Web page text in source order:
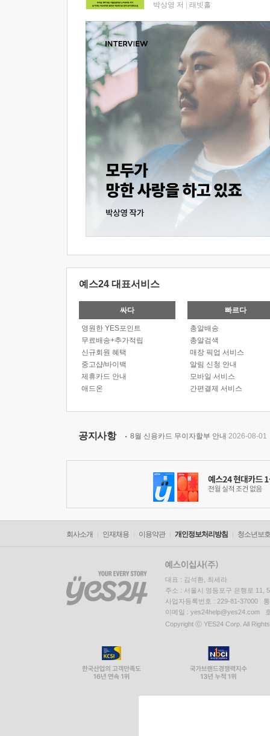
박상영 저 래빗홀
예스24 대표서비스
싸다
영원한 YES포인트
무료배송+추가적립
신규회원 혜택
중고샵/바이백
제휴카드 안내
애드온
빠르다
총알배송
총알검색
매장 픽업 서비스
알림 신청 안내
모바일 서비스
간편결제 서비스
공지사항 8월 신용카드 무이자할부 안내 2026-08-01
회사소개 인재채용 이용약관 개인정보처리방침 청소년보
대표 : 김석환, 최세라
주소 : 서울시 영등포구 은행로 11,
사업자등록번호 : 229-81-37000
이메일 : yes24help@yes24.com
Copyright ⓒ YES24 Corp. All